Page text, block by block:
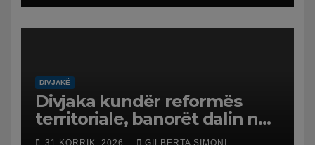
DIVJAKË
Divjaka kundër reformës
territoriale, banorët dalin në
protestë.